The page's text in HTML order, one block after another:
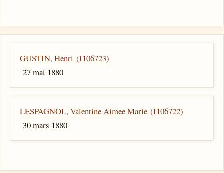
GUSTIN, Henri (I106723)
27 mai 1880
LESPAGNOL, Valentine Aimee Marie (I106722)
30 mars 1880